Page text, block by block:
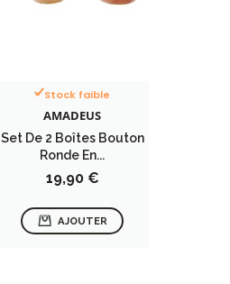
Stock faible
AMADEUS
Set De 2 Boîtes Bouton
Ronde En...
Prix
19,90 €
AJOUTER